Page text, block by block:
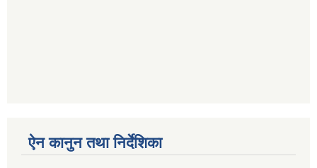
ऐन कानुन तथा निर्देशिका